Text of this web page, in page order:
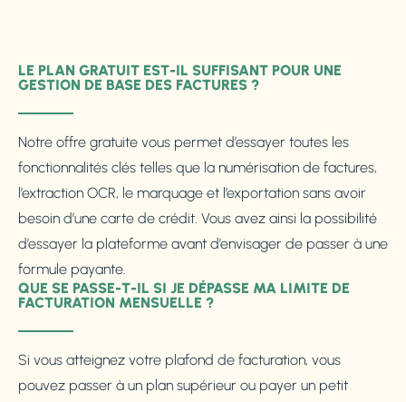
LE PLAN GRATUIT EST-IL SUFFISANT POUR UNE
GESTION DE BASE DES FACTURES ?
Notre offre gratuite vous permet d’essayer toutes les
fonctionnalités clés telles que la numérisation de factures,
l’extraction OCR, le marquage et l’exportation sans avoir
besoin d’une carte de crédit. Vous avez ainsi la possibilité
d’essayer la plateforme avant d’envisager de passer à une
formule payante.
QUE SE PASSE-T-IL SI JE DÉPASSE MA LIMITE DE
FACTURATION MENSUELLE ?
Si vous atteignez votre plafond de facturation, vous
pouvez passer à un plan supérieur ou payer un petit